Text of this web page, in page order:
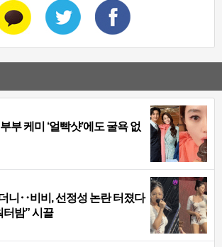
부 케미 ‘얼빡샷’에도 굴욕 없
니‥비비, 선정성 논란 터졌다
터밤” 시끌